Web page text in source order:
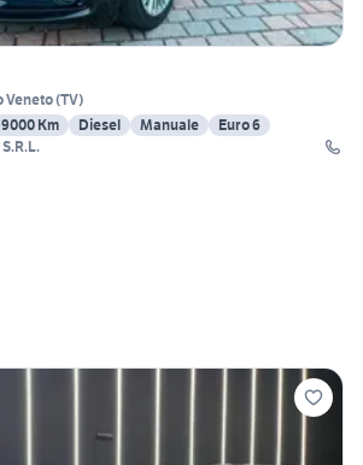
Veneto(TV)
Km Diesel Manuale
Euro 6